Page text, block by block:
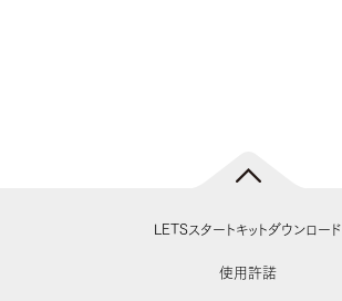
LETSスタートキットダウンロード
使用許諾